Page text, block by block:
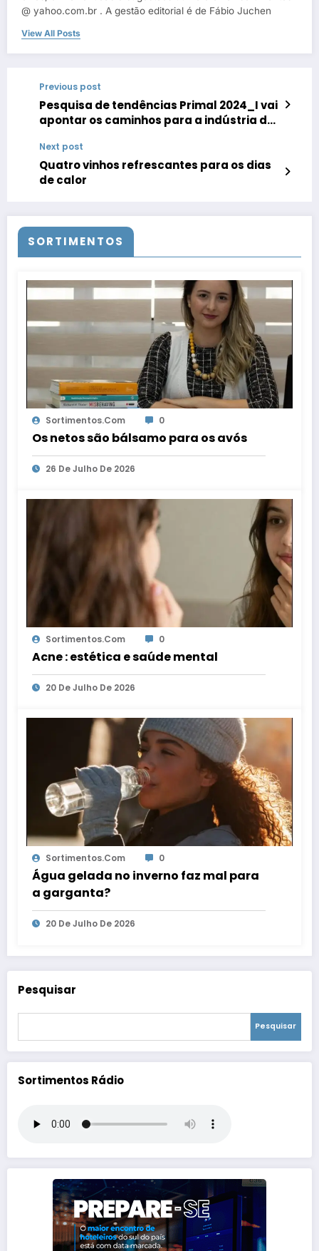
@ yahoo.com.br . A gestão editorial é de Fábio Juchen
View All Posts
Previous post
Pesquisa de tendências Primal 2024_I vai
apontar os caminhos para a indústria da
Next post
Quatro vinhos refrescantes para os dias
de calor
SORTIMENTOS
Sortimentos.com 0
Os netos são bálsamo para os avós
26 De Julho De 2026
Sortimentos.com 0
Acne : estética e saúde mental
20 De Julho De 2026
Sortimentos.com 0
Água gelada no inverno faz mal para
a garganta?
20 De Julho De 2026
Pesquisar
Pesquisar
Sortimentos Rádio